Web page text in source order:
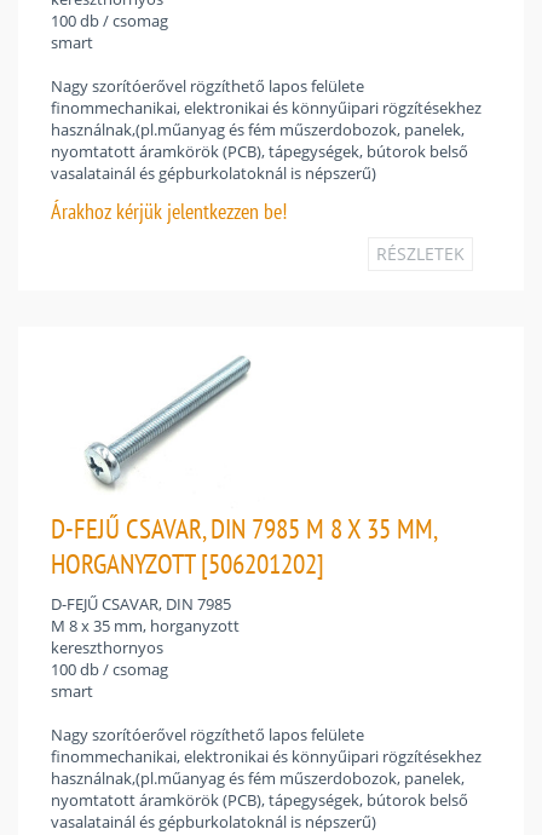
100 db / csomag
smart
Nagy szorítóerővel rögzíthető lapos felülete
finommechanikai, elektronikai és könnyűipari rögzítésekhez
használnak,(pl.műanyag és fém műszerdobozok, panelek,
nyomtatott áramkörök (PCB), tápegységek, bútorok belső
vasalatainál és gépburkolatoknál is népszerű)
Árakhoz kérjük jelentkezzen be!
RÉSZLETEK
D-FEJŰ CSAVAR, DIN 7985 M 8 X 35 MM,
HORGANYZOTT [506201202]
D-FEJŰ CSAVAR, DIN 7985
M 8 x 35 mm, horganyzott
kereszthornyos
100 db / csomag
smart
Nagy szorítóerővel rögzíthető lapos felülete
finommechanikai, elektronikai és könnyűipari rögzítésekhez
használnak,(pl.műanyag és fém műszerdobozok, panelek,
nyomtatott áramkörök (PCB), tápegységek, bútorok belső
vasalatainál és gépburkolatoknál is népszerű)